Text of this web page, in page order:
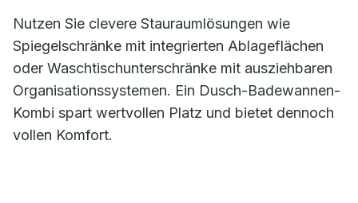
Nutzen Sie clevere Stauraumlösungen wie
Spiegelschränke mit integrierten Ablageflächen
oder Waschtischunterschränke mit ausziehbaren
Organisationssystemen. Ein Dusch-Badewannen-
Kombi spart wertvollen Platz und bietet dennoch
vollen Komfort.